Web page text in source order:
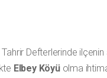
Defterlerinde ilçenin
Elbey Köyüolma